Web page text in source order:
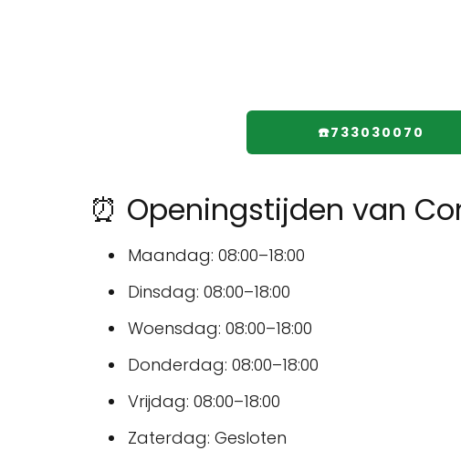
☎️733030070
⏰ Openingstijden van
Maandag: 08:00–18:00
Dinsdag: 08:00–18:00
Woensdag: 08:00–18:00
Donderdag: 08:00–18:00
Vrijdag: 08:00–18:00
Zaterdag: Gesloten